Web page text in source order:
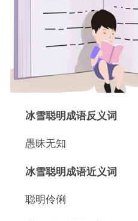
冰雪聪明成语反义词
愚昧无知
冰雪聪明成语近义词
聪明伶俐